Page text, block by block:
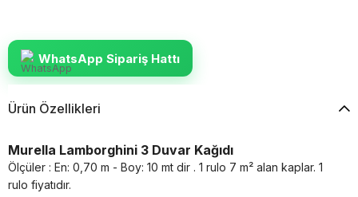
WhatsApp Sipariş Hattı
Ürün Özellikleri
Murella Lamborghini 3 Duvar Kağıdı
Ölçüler : En: 0,70 m - Boy: 10 mt dir . 1 rulo 7 m² alan kaplar. 1
rulo fiyatıdır.